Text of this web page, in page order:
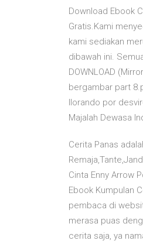
Download Ebook
Gratis.Kami
kami sediakan
dibawah ini.
DOWNLOAD
bergambar part
llorando por
Majalah Dewasa
Cerita Panas
Cinta Enny Arrow
Ebook Kumpulan
pembaca di
merasa puas
cerita saja, ya